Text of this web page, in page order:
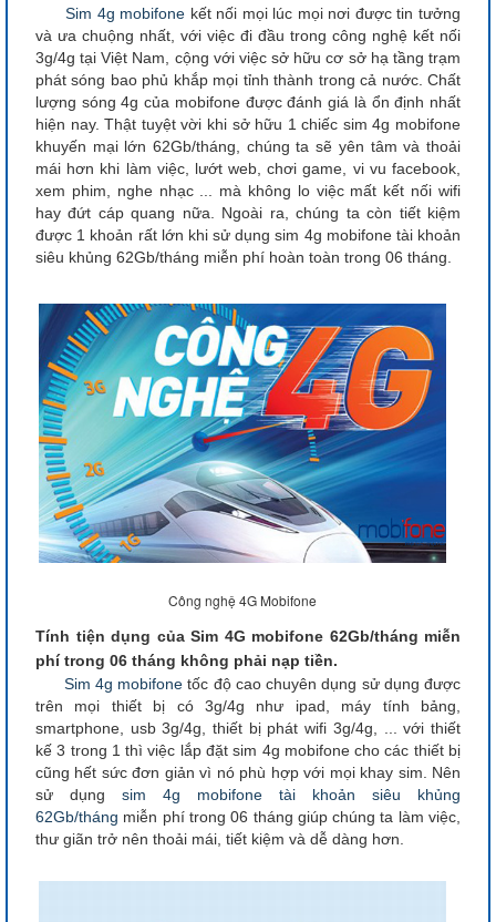
Sim 4g mobifone kết nối mọi lúc mọi nơi được tin tưởng
và ưa chuộng nhất, với việc đi đầu trong công nghệ kết nối
3g/4g tại Việt Nam, cộng với việc sở hữu cơ sở hạ tầng trạm
phát sóng bao phủ khắp mọi tỉnh thành trong cả nước. Chất
lượng sóng 4g của mobifone được đánh giá là ổn định nhất
hiện nay. Thật tuyệt vời khi sở hữu 1 chiếc sim 4g mobifone
khuyến mại lớn 62Gb/tháng, chúng ta sẽ yên tâm và thoải
mái hơn khi làm việc, lướt web, chơi game, vi vu facebook,
xem phim, nghe nhạc ... mà không lo việc mất kết nối wifi
hay đứt cáp quang nữa. Ngoài ra, chúng ta còn tiết kiệm
được 1 khoản rất lớn khi sử dụng sim 4g mobifone tài khoản
siêu khủng 62Gb/tháng miễn phí hoàn toàn trong 06 tháng.
Công nghệ 4G Mobifone
Tính tiện dụng của Sim 4G mobifone 62Gb/tháng miễn
phí trong 06 tháng không phải nạp tiền.
Sim 4g mobifone tốc độ cao chuyên dụng sử dụng được
trên mọi thiết bị có 3g/4g như ipad, máy tính bảng,
smartphone, usb 3g/4g, thiết bị phát wifi 3g/4g, ... với thiết
kế 3 trong 1 thì việc lắp đặt sim 4g mobifone cho các thiết bị
cũng hết sức đơn giản vì nó phù hợp với mọi khay sim. Nên
sử dụng sim 4g mobifone tài khoản siêu khủng
62Gb/tháng miễn phí trong 06 tháng giúp chúng ta làm việc,
thư giãn trở nên thoải mái, tiết kiệm và dễ dàng hơn.